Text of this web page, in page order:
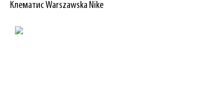
Клематис Warszawska Nike